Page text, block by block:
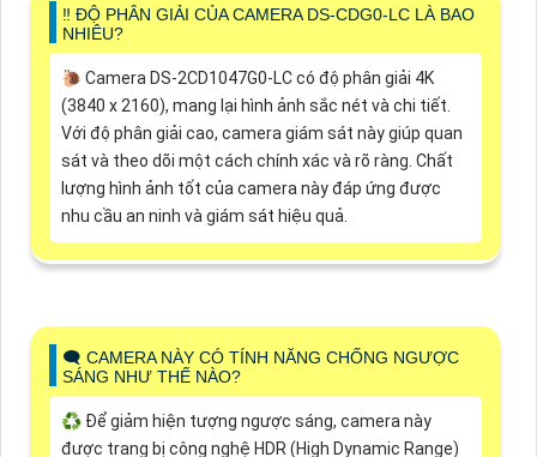
‼️ ĐỘ PHÂN GIẢI CỦA CAMERA DS-CDG0-LC LÀ BAO
NHIÊU?
🐌 Camera DS-2CD1047G0-LC có độ phân giải 4K
(3840 x 2160), mang lại hình ảnh sắc nét và chi tiết.
Với độ phân giải cao, camera giám sát này giúp quan
sát và theo dõi một cách chính xác và rõ ràng. Chất
lượng hình ảnh tốt của camera này đáp ứng được
nhu cầu an ninh và giám sát hiệu quả.
🗨️ CAMERA NÀY CÓ TÍNH NĂNG CHỐNG NGƯỢC
SÁNG NHƯ THẾ NÀO?
♻️ Để giảm hiện tượng ngược sáng, camera này
được trang bị công nghệ HDR (High Dynamic Range)